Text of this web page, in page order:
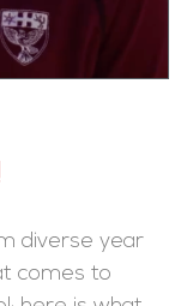
diverse year
comes to